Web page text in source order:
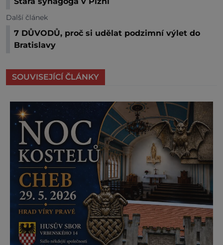
Další článek
7 DŮVODŮ, proč si udělat podzimní výlet do
Bratislavy
SOUVISEJÍCÍ ČLÁNKY